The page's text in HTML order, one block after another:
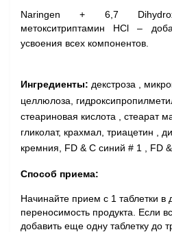
Naringen + 6,7
метокситриптамин HCl –
усвоения всех компонентов.
Ингредиенты: декстроза ,
целлюлоза,
стеариновая кислота , стеарат
гликолат, крахмал, триацетин ,
кремния, FD & C синий # 1 , FD
Способ приема:
Начинайте прием с 1 таблетки в
переносимость продукта. Если
добавить еще одну таблетку до